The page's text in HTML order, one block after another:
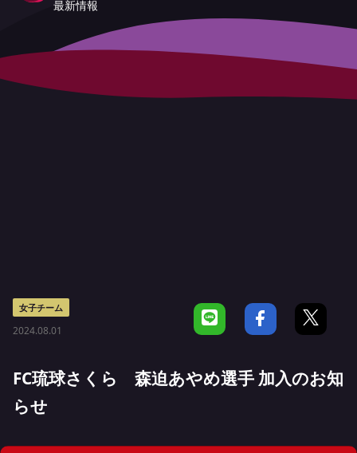
最新情報
女子チーム
2024.08.01
FC琉球さくら 森迫あやめ選手 加入のお知
らせ